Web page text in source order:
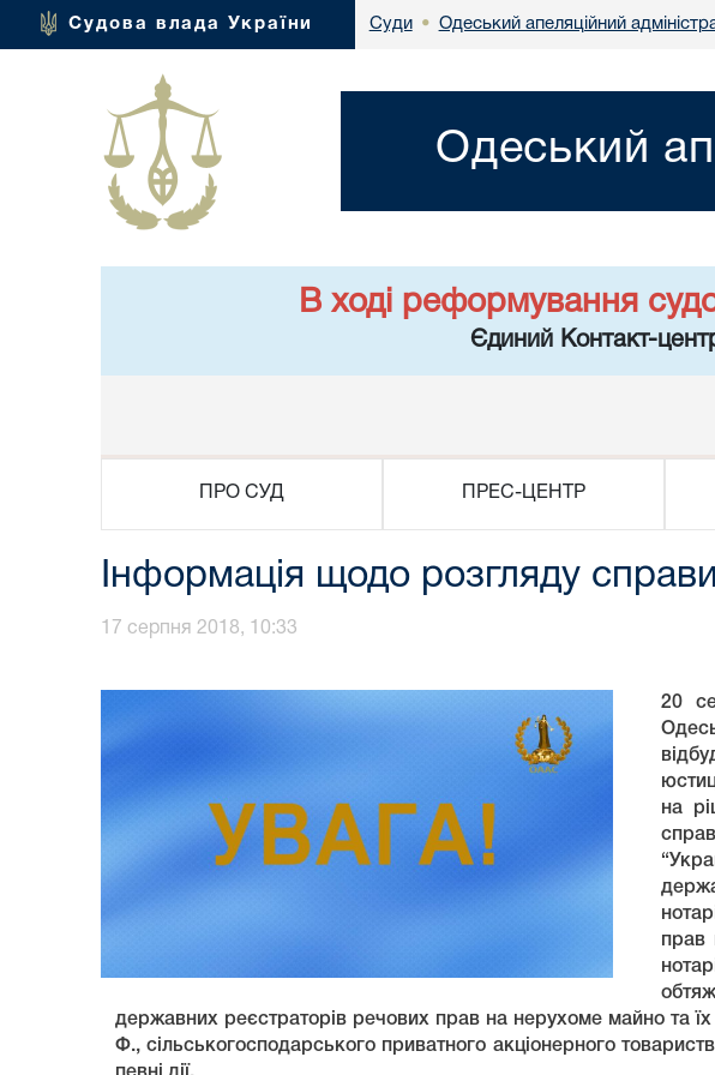
Судова влада України Суди • Одеський апеляційний
Одеський
В ході реформування
Єдиний Контакт-
ПРО СУД ПРЕС-ЦЕНТР
Інформація щодо розгляду
17 серпня 2018, 10:33
20
на
прав
державних реєстраторів речових прав на нерухоме майно та
Ф., сільськогосподарського приватного акціонерного